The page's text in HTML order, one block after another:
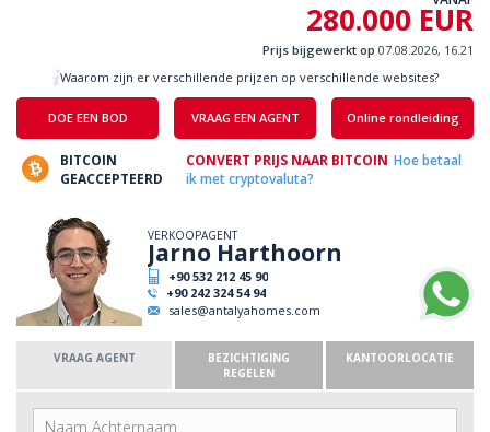
280.000 EUR
Prijs bijgewerkt op 07.08.2026, 16.21
DOE EEN BOD VRAAG EEN AGENT Online rondleiding
Waarom zijn er verschillende prijzen op verschillende websites?
BITCOIN
GEACCEPTEERD
CONVERT PRIJS NAAR BITCOIN Hoe betaal
ik met cryptovaluta?
VERKOOPAGENT
Jarno Harthoorn
+90 532 212 45 90
+90 242 324 54 94
sales@antalyahomes.com
VRAAG AGENT
BEZICHTIGING
REGELEN
KANTOORLOCATIE